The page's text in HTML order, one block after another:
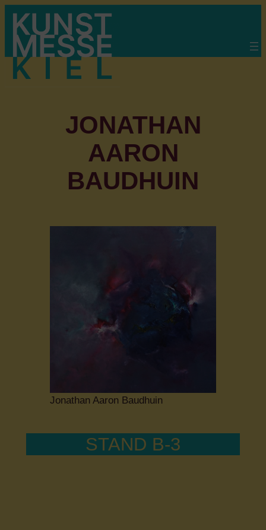
Zum
Inhalt
springen
JONATHAN
AARON
BAUDHUIN
Jonathan Aaron Baudhuin
STAND B-3